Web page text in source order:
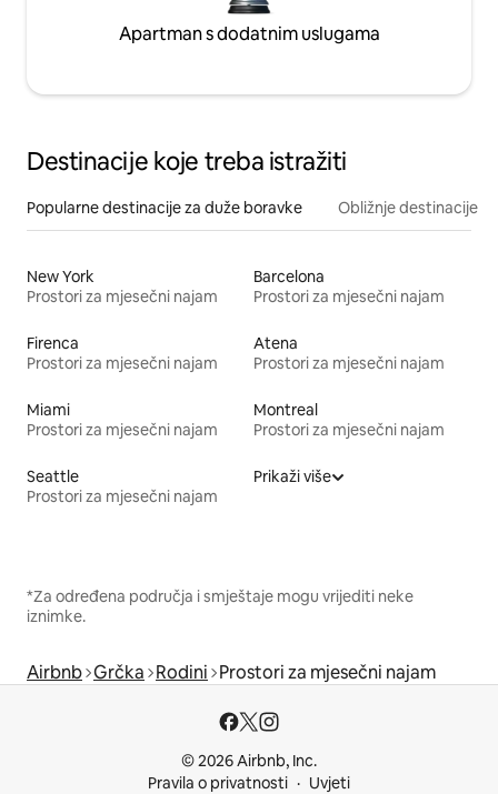
Apartman s dodatnim uslugama
Destinacije koje treba istražiti
Popularne destinacije za duže boravke Obližnje destinacije
New York
Prostori za mjesečni najam
Barcelona
Prostori za mjesečni najam
Firenca
Prostori za mjesečni najam
Atena
Prostori za mjesečni najam
Miami
Prostori za mjesečni najam
Montreal
Prostori za mjesečni najam
Seattle
Prostori za mjesečni najam
Prikaži više
*Za određena područja i smještaje mogu vrijediti neke
iznimke.
Airbnb Grčka Rodini Prostori za mjesečni najam
© 2026 Airbnb, Inc.
Pravila o privatnosti
Uvjeti